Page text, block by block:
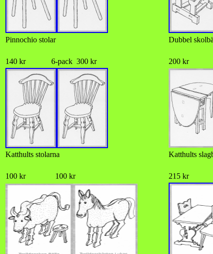
Pinnochio stolar Dubbel
140 kr 6-pack 300 kr 200 kr
Katthults stolarna Katthults
100 kr 100 kr 215 kr